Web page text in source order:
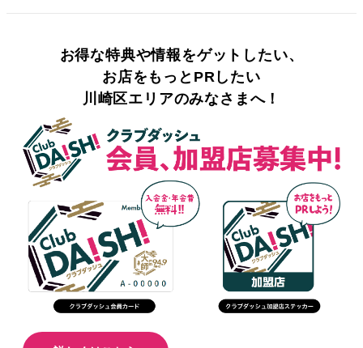
お得な特典や情報をゲットしたい、
お店をもっとPRしたい
川崎区エリアのみなさまへ！